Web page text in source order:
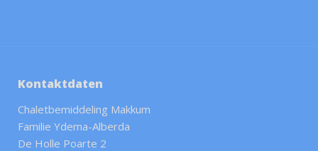
Kontaktdaten
Chaletbemiddeling Makkum
Familie Ydema-Alberda
De Holle Poarte 2